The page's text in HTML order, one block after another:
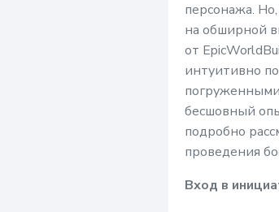
персонажа.
на обширной
от
интуитивно
погруженными
бесшовный
подробно
проведения
Вход в